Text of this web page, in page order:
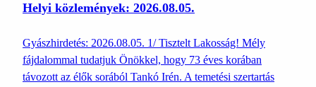
Helyi közlemények: 2026.08.05.
Gyászhirdetés: 2026.08.05. 1/ Tisztelt Lakosság! Mély
fájdalommal tudatjuk Önökkel, hogy 73 éves korában
távozott az élők sorából Tankó Irén. A temetési szertartás